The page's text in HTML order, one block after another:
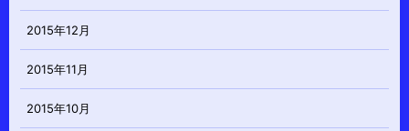
2015年12月
2015年11月
2015年10月